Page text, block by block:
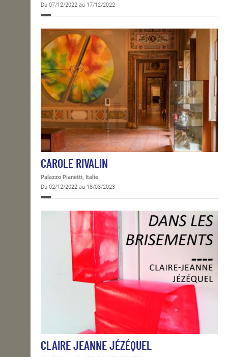
Du 07/12/2022 au 17/12/2022
CAROLE RIVALIN
Palazzo Pianetti, Italie
Du 02/12/2022 au 18/03/2023
CLAIRE JEANNE JÉZÉQUEL